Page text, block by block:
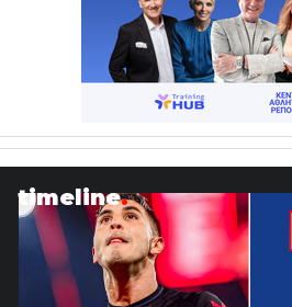
timeline